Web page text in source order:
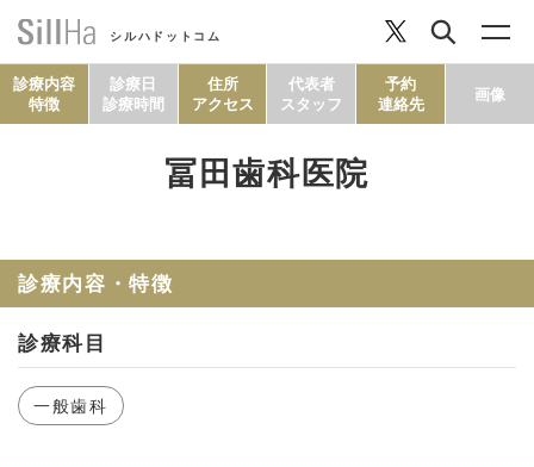
シルハドットコム
診療内容
特徴
診療日
診療時間
住所
アクセス
代表者
スタッフ
予約
連絡先
画像
冨田歯科医院
診療内容・特徴
診療科目
一般歯科